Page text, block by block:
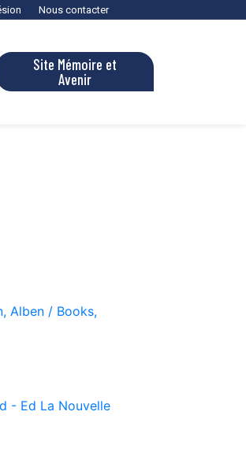
Nous contacter
Site Mémoire et
Avenir
Alben / Books,
- Ed La Nouvelle